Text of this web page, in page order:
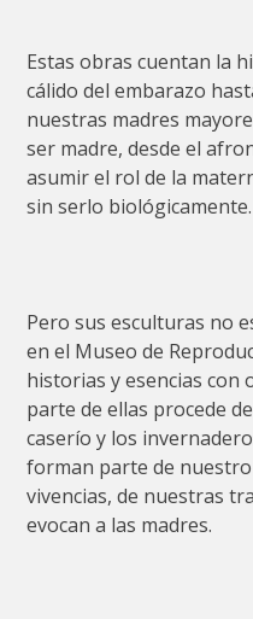
Estas obras cuentan la
cálido del embarazo
nuestras madres
ser madre, desde el
asumir el rol de la
sin serlo biológicamente.
Pero sus esculturas no
en el Museo de
historias y esencias con
parte de ellas procede
caserío y los
forman parte de
vivencias, de nuestras
evocan a las madres.